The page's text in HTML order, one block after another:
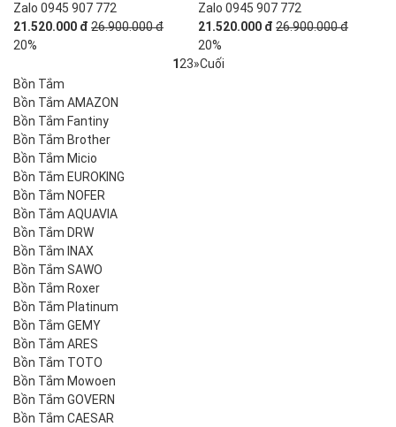
Zalo 0945 907 772
21.520.000 đ 26.900.000 đ
20%
Zalo 0945 907 772
21.520.000 đ 26.900.000 đ
20%
1 23»Cuối
Bồn Tắm
Bồn Tắm AMAZON
Bồn Tắm Fantiny
Bồn Tắm Brother
Bồn Tắm Micio
Bồn Tắm EUROKING
Bồn Tắm NOFER
Bồn Tắm AQUAVIA
Bồn Tắm DRW
Bồn Tắm INAX
Bồn Tắm SAWO
Bồn Tắm Roxer
Bồn Tắm Platinum
Bồn Tắm GEMY
Bồn Tắm ARES
Bồn Tắm TOTO
Bồn Tắm Mowoen
Bồn Tắm GOVERN
Bồn Tắm CAESAR